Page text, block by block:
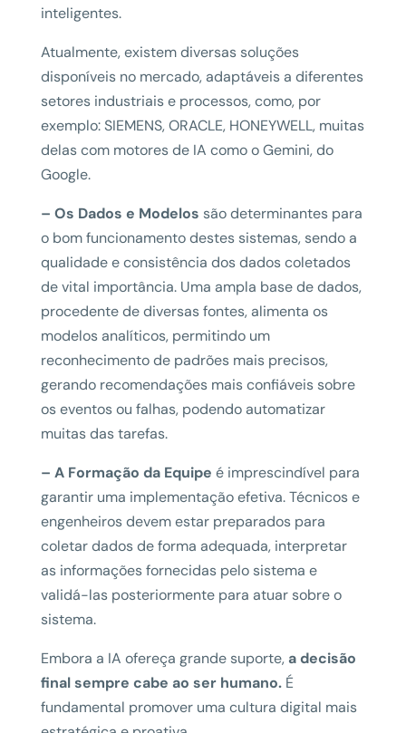
inteligentes.
Atualmente, existem diversas soluções
disponíveis no mercado, adaptáveis a diferentes
setores industriais e processos, como, por
exemplo: SIEMENS, ORACLE, HONEYWELL, muitas
delas com motores de IA como o Gemini, do
Google.
– Os Dados e Modelos são determinantes para
o bom funcionamento destes sistemas, sendo a
qualidade e consistência dos dados coletados
de vital importância. Uma ampla base de dados,
procedente de diversas fontes, alimenta os
modelos analíticos, permitindo um
reconhecimento de padrões mais precisos,
gerando recomendações mais confiáveis sobre
os eventos ou falhas, podendo automatizar
muitas das tarefas.
– A Formação da Equipe é imprescindível para
garantir uma implementação efetiva. Técnicos e
engenheiros devem estar preparados para
coletar dados de forma adequada, interpretar
as informações fornecidas pelo sistema e
validá-las posteriormente para atuar sobre o
sistema.
Embora a IA ofereça grande suporte, a decisão
final sempre cabe ao ser humano.É
fundamental promover uma cultura digital mais